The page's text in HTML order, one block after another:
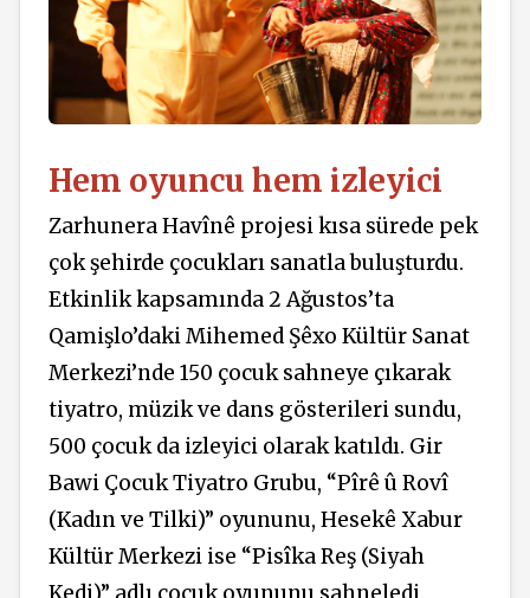
Hem oyuncu hem izleyici
Zarhunera Havînê projesi kısa sürede pek
çok şehirde çocukları sanatla buluşturdu.
Etkinlik kapsamında 2 Ağustos’ta
Qamişlo’daki Mihemed Şêxo Kültür Sanat
Merkezi’nde 150 çocuk sahneye çıkarak
tiyatro, müzik ve dans gösterileri sundu,
500 çocuk da izleyici olarak katıldı. Gir
Bawi Çocuk Tiyatro Grubu, “Pîrê û Rovî
(Kadın ve Tilki)” oyununu, Hesekê Xabur
Kültür Merkezi ise “Pisîka Reş (Siyah